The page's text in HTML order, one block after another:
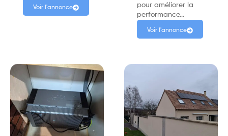
Voir l'annonce
pour améliorer la
performance…
Voir l'annonce